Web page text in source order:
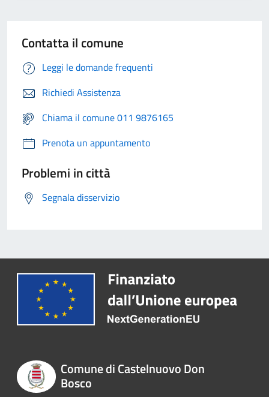
Contatta il comune
Leggi le domande frequenti
Richiedi Assistenza
Chiama il comune 011 9876165
Prenota un appuntamento
Problemi in città
Segnala disservizio
Comune di Castelnuovo Don
Bosco